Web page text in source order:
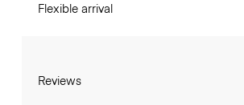
Flexible arrival
Reviews